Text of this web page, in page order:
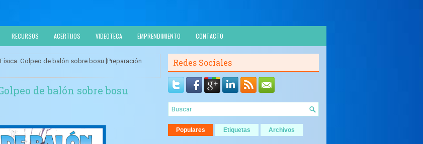
RECURSOS ACERTIJOS VIDEOTECA EMPRENDIMIENTO CONTACTO
Golpeo de balón sobre bosu [Preparación
de balón sobre bosu
Redes Sociales
Populares Etiquetas Archivos